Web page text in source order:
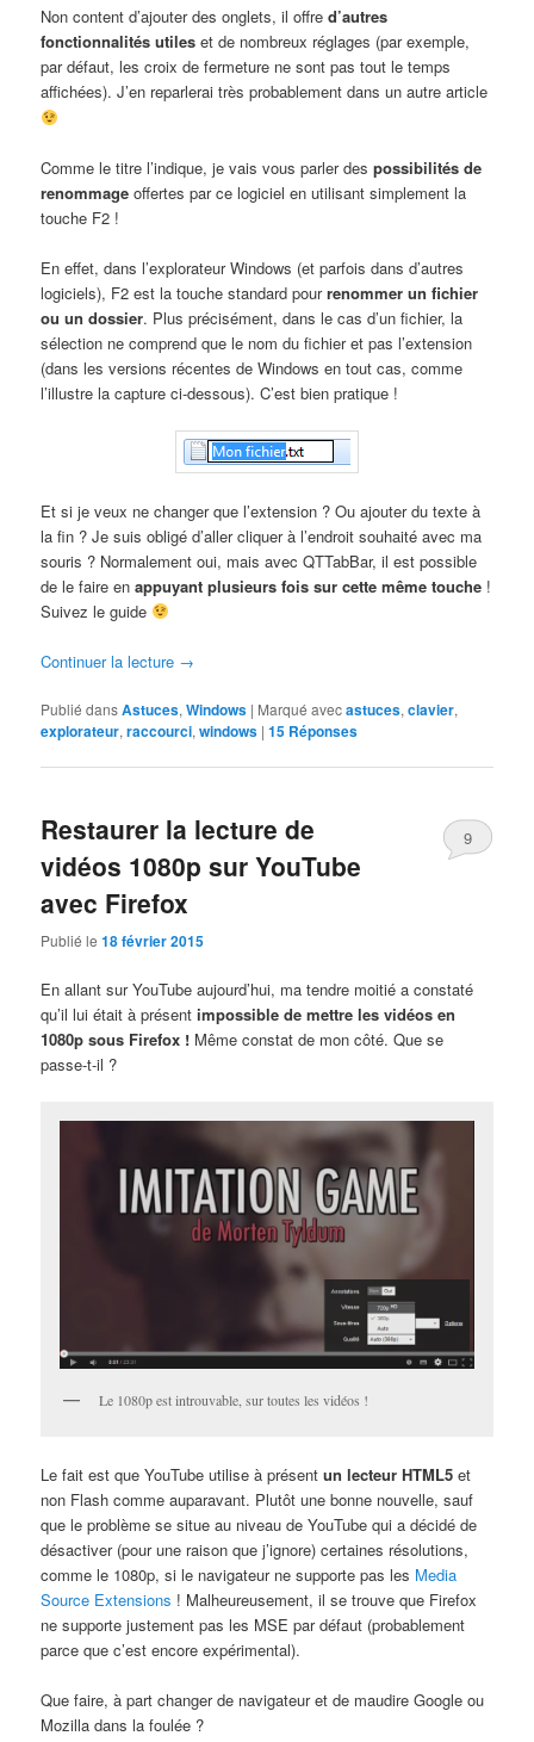
Non content d’ajouter des onglets, il offred’autres
fonctionnalités utiles et de nombreux réglages (par exemple,
par défaut, les croix de fermeture ne sont pas tout le temps
affichées). J’en reparlerai très probablement dans un autre article
Comme le titre l’indique, je vais vous parler despossibilités de
renommage offertes par ce logiciel en utilisant simplement la
touche F2 !
En effet, dans l’explorateur Windows (et parfois dans d’autres
logiciels), F2 est la touche standard pourrenommer un fichier
ou un dossier. Plus précisément, dans le cas d’un fichier, la
sélection ne comprend que le nom du fichier et pas l’extension
(dans les versions récentes de Windows en tout cas, comme
l’illustre la capture ci-dessous). C’est bien pratique !
Et si je veux ne changer que l’extension ? Ou ajouter du texte à
la fin ? Je suis obligé d’aller cliquer à l’endroit souhaité avec ma
souris ? Normalement oui, mais avec QTTabBar, il est possible
de le faire enappuyant plusieurs fois sur cette même touche !
Suivez le guide
Continuer la lecture →
Publié dansAstuces,Windows | Marqué avecastuces,clavier,
explorateur,raccourci,windows |15 Réponses
Restaurer la lecture de
vidéos 1080p sur YouTube
avec Firefox
Publié le18 février 2015
9
En allant sur YouTube aujourd’hui, ma tendre moitié a constaté
qu’il lui était à présentimpossible de mettre les vidéos en
1080p sous Firefox ! Même constat de mon côté. Que se
passe-t-il ?
Le 1080p est introuvable, sur toutes les vidéos !
Le fait est que YouTube utilise à présentun lecteur HTML5 et
non Flash comme auparavant. Plutôt une bonne nouvelle, sauf
que le problème se situe au niveau de YouTube qui a décidé de
désactiver (pour une raison que j’ignore) certaines résolutions,
comme le 1080p, si le navigateur ne supporte pas les Media
Source Extensions ! Malheureusement, il se trouve que Firefox
ne supporte justement pas les MSE par défaut (probablement
parce que c’est encore expérimental).
Que faire, à part changer de navigateur et de maudire Google ou
Mozilla dans la foulée ?